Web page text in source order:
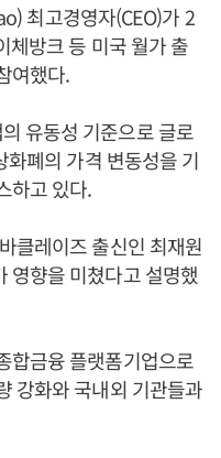
최고경영자(CEO)가 2
체방크 등 미국 월가 출
여했다.
유동성 기준으로 글로
폐의 가격 변동성을 기
하고 있다.
클레이즈 출신인 최재원
영향을 미쳤다고 설명했
합금융 플랫폼기업으로
강화와 국내외 기관들과